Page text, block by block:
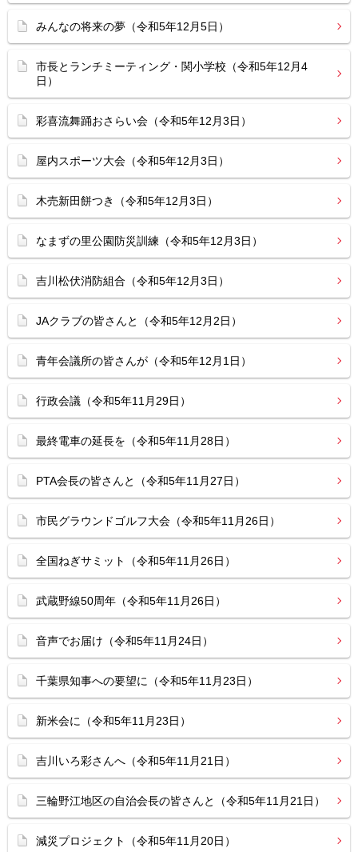
みんなの将来の夢（令和5年12月5日）
市長とランチミーティング・関小学校（令和5年12月4
日）
彩喜流舞踊おさらい会（令和5年12月3日）
屋内スポーツ大会（令和5年12月3日）
木売新田餅つき（令和5年12月3日）
なまずの里公園防災訓練（令和5年12月3日）
吉川松伏消防組合（令和5年12月3日）
JAクラブの皆さんと（令和5年12月2日）
青年会議所の皆さんが（令和5年12月1日）
行政会議（令和5年11月29日）
最終電車の延長を（令和5年11月28日）
PTA会長の皆さんと（令和5年11月27日）
市民グラウンドゴルフ大会（令和5年11月26日）
全国ねぎサミット（令和5年11月26日）
武蔵野線50周年（令和5年11月26日）
音声でお届け（令和5年11月24日）
千葉県知事への要望に（令和5年11月23日）
新米会に（令和5年11月23日）
吉川いろ彩さんへ（令和5年11月21日）
三輪野江地区の自治会長の皆さんと（令和5年11月21日）
減災プロジェクト（令和5年11月20日）